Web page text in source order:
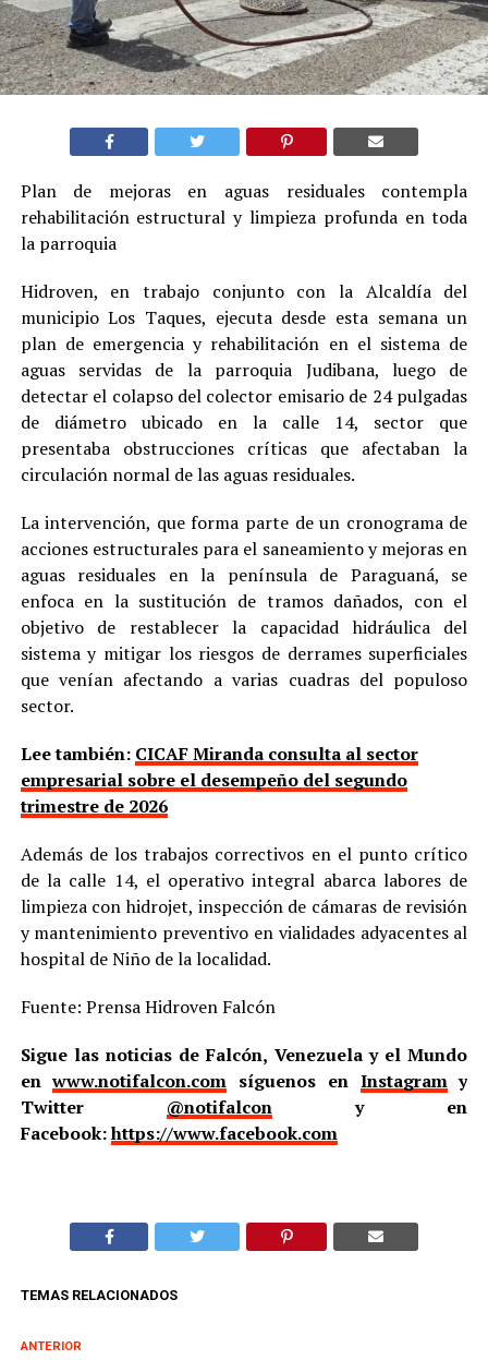
Plan de mejoras en aguas residuales contempla
rehabilitación estructural y limpieza profunda en toda
la parroquia
Hidroven, en trabajo conjunto con la Alcaldía del
municipio Los Taques, ejecuta desde esta semana un
plan de emergencia y rehabilitación en el sistema de
aguas servidas de la parroquia Judibana, luego de
detectar el colapso del colector emisario de 24 pulgadas
de diámetro ubicado en la calle 14, sector que
presentaba obstrucciones críticas que afectaban la
circulación normal de las aguas residuales.
La intervención, que forma parte de un cronograma de
acciones estructurales para el saneamiento y mejoras en
aguas residuales en la península de Paraguaná, se
enfoca en la sustitución de tramos dañados, con el
objetivo de restablecer la capacidad hidráulica del
sistema y mitigar los riesgos de derrames superficiales
que venían afectando a varias cuadras del populoso
sector.
Lee también: CICAF Miranda consulta al sector
empresarial sobre el desempeño del segundo
trimestre de 2026
Además de los trabajos correctivos en el punto crítico
de la calle 14, el operativo integral abarca labores de
limpieza con hidrojet, inspección de cámaras de revisión
y mantenimiento preventivo en vialidades adyacentes al
hospital de Niño de la localidad.
Fuente: Prensa Hidroven Falcón
Sigue las noticias de Falcón, Venezuela y el Mundo
enwww.notifalcon.com síguenos en Instagramy
Twitter @notifalcony en
Facebook:https://www.facebook.com
TEMAS RELACIONADOS
ANTERIOR